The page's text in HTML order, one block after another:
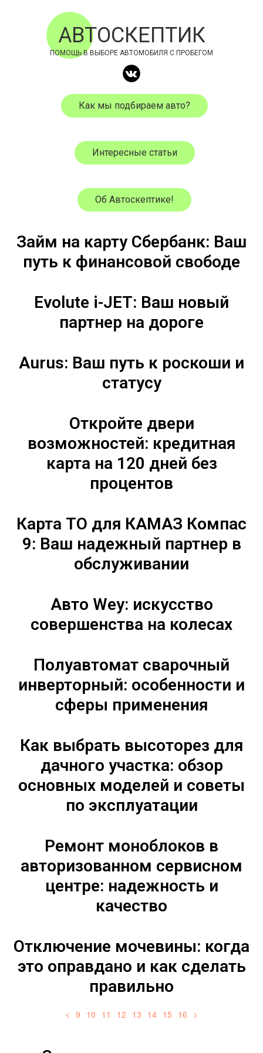
АВТОСКЕПТИК
ПОМОЩЬ В ВЫБОРЕ АВТОМОБИЛЯ С ПРОБЕГОМ
Как мы подбираем авто?
Интересные статьи
Об Автоскептике!
Займ на карту Сбербанк: Ваш
путь к финансовой свободе
Evolute i-JET: Ваш новый
партнер на дороге
Aurus: Ваш путь к роскоши и
статусу
Откройте двери
возможностей: кредитная
карта на 120 дней без
процентов
Карта ТО для КАМАЗ Компас
9: Ваш надежный партнер в
обслуживании
Авто Wey: искусство
совершенства на колесах
Полуавтомат сварочный
инверторный: особенности и
сферы применения
Как выбрать высоторез для
дачного участка: обзор
основных моделей и советы
по эксплуатации
Ремонт моноблоков в
авторизованном сервисном
центре: надежность и
качество
Отключение мочевины: когда
это оправдано и как сделать
правильно
< 9 10 11 12 13 14 15 16 >